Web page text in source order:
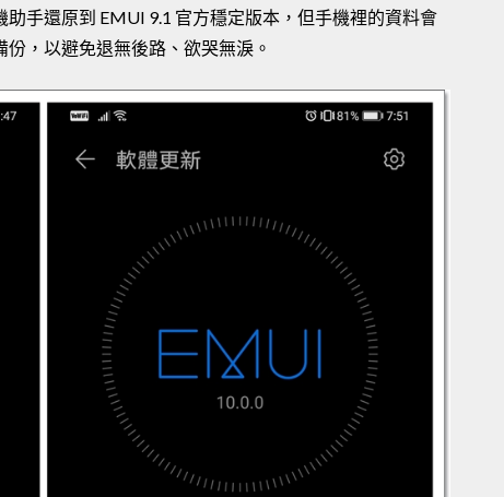
手還原到 EMUI 9.1 官方穩定版本，但手機裡的資料會
，以避免退無後路、欲哭無淚。